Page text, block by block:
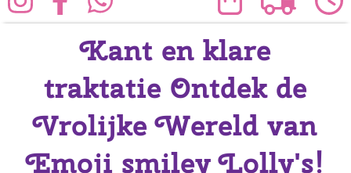
Kant en klare
traktatie Ontdek de
Vrolijke Wereld van
Emoji smiley Lolly's!